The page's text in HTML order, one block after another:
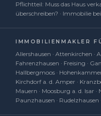
Pflichtteil: Muss das Haus
überschreiben? · Immobilie
IMMOBILIENMAKLER
Allershausen · Attenkirchen ·
Fahrenzhausen · Freising ·
Hallbergmoos ·
Kirchdorf a. d. Amper ·
Mauern · Moosburg a. d. Isar ·
Paunzhausen · Rudelzhausen